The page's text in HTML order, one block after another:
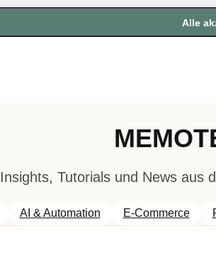
Alle
Insights, Tutorials und News aus
AI & Automation E-Commerce